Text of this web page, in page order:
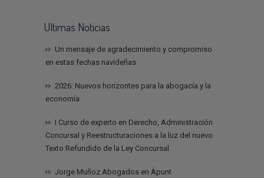
Ultimas Noticias
Un mensaje de agradecimiento y compromiso
en estas fechas navideñas
2026: Nuevos horizontes para la abogacía y la
economía
I Curso de experto en Derecho, Administración
Concursal y Reestructuraciones a la luz del nuevo
Texto Refundido de la Ley Concursal.
Jorge Muñoz Abogados en Àpunt